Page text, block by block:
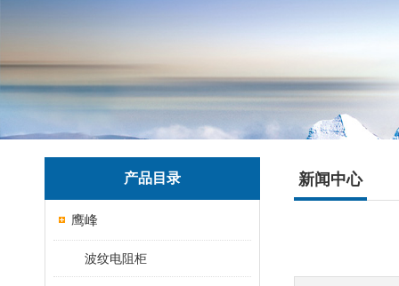
产品目录
鹰峰
波纹电阻柜
新闻中心